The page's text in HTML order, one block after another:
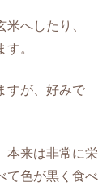
へしたり、
。
すが、好みで
本来は非常に栄
て色が黒く食べ